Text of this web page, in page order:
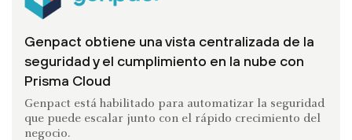
Genpact obtiene una vista centralizada de la
seguridad y el cumplimiento en la nube con
Prisma Cloud
Genpact está habilitado para automatizar la seguridad
que puede escalar junto con el rápido crecimiento del
negocio.